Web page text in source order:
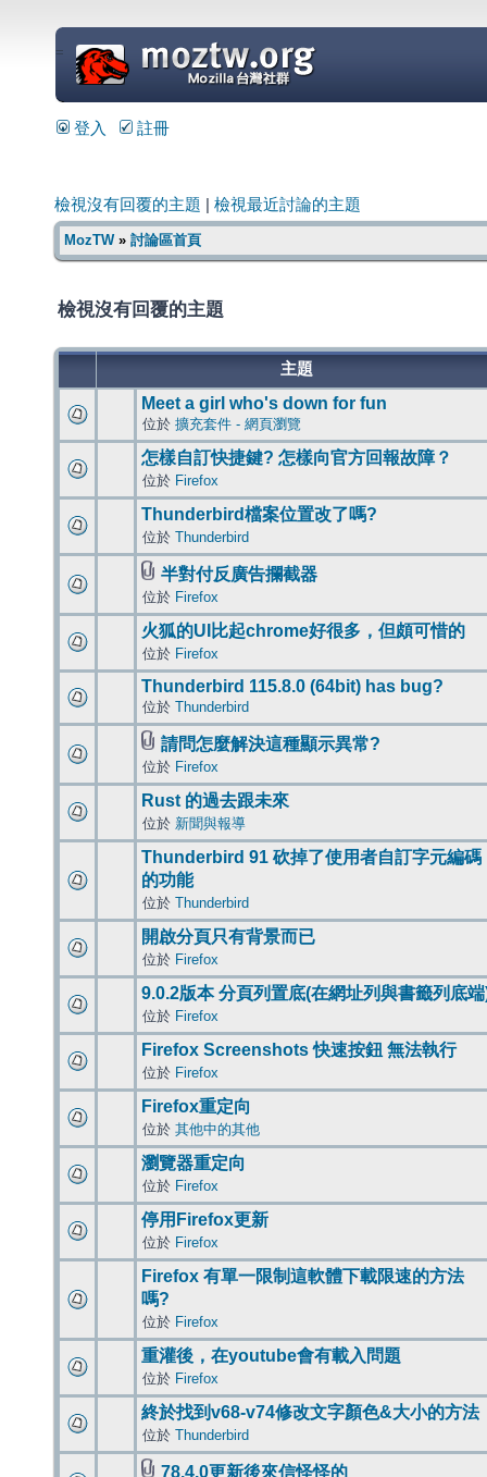
=
登入 註冊
檢視沒有回覆的主題 檢視最近討論的主題
MozTW» 討論區首頁
檢視沒有回覆的主題
主題
Meet a girl who's down for fun
位於 擴充套件 - 網頁瀏覽
怎樣自訂快捷鍵? 怎樣向官方回報故障？
位於 Firefox
Thunderbird檔案位置改了嗎?
位於 Thunderbird
半對付反廣告攔截器
位於 Firefox
火狐的UI比起chrome好很多，但頗可惜的
位於 Firefox
Thunderbird 115.8.0 (64bit) has bug?
位於 Thunderbird
請問怎麼解決這種顯示異常?
位於 Firefox
Rust 的過去跟未來
位於 新聞與報導
Thunderbird 91 砍掉了使用者自訂字元編碼
的功能
位於 Thunderbird
開啟分頁只有背景而已
位於 Firefox
9.0.2版本 分頁列置底(在網址列與書籤列底
位於 Firefox
Firefox Screenshots 快速按鈕 無法執行
位於 Firefox
Firefox重定向
位於 其他中的其他
瀏覽器重定向
位於 Firefox
停用Firefox更新
位於 Firefox
Firefox 有單一限制這軟體下載限速的方法
嗎?
位於 Firefox
重灌後，在youtube會有載入問題
位於 Firefox
終於找到v68-v74修改文字顏色&大小的方法
位於 Thunderbird
78.4.0更新後來信怪怪的